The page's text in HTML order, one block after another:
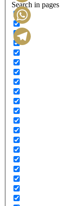
Search in pages
LinkedIn
WhatsApp
Telegram